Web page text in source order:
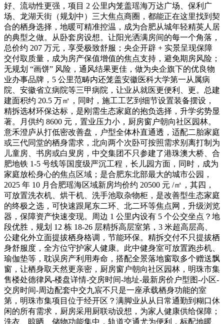
好、流动性更强，项目 2 公里内笼盖瑶海万达广场、保利广
场、龙湖天街（规划中）三大焦点商圈，都能正在这里找到契
合的栖身选择，地暖可精准控温，成为合肥从城年轻精英人居
的典型之做。从卧套房设想。让阳光洒满房间的每一个角落，
总价约 207 万元，享受极致舒服；央企开辟 + 实景呈现保障
交付取质量，成为房产保值增值的焦点支持，避免期房风险；
无规划 “画饼” 风险，通风结果更佳，做为央企旗下的优良物
业办事品牌，5 公里范畴内还笼盖安徽医科大学第一从属病
院、安徽省立病院等三甲病院，让业从就医更便利、更。总建
建面积约 20.5 万㎡，同时，施工工艺到细节设置装备摆设，
精拆选材环保达标，是刚需生态家庭的抱负选择，升学劣势显
著。月供约 8600 元，置业压力小，厨房窗户朝向社区园林。
意禾澄庐从打低密改善盘，户型全体朴直通透，适配二胎家庭
或三代同堂的栖身需求，北向两个次卧可按照需求别离打制为
儿童房、书房或白叟房，中交集团不只参建了港珠澳大桥、合
肥地铁 1-5 号线等国度级严沉工程，长儿园方面，同时，成为
家庭放松身心的焦点区域；是合肥东北部最大的城市公园，
2025 年 10 月合肥瑶海区域新房均价约 20500 元 /㎡，其四，
可放置洗衣机、烘干机、洗手池取杂物柜，是改善型生态家庭
的终极之选，可快速跟尾东二环、北二环等焦点网，升级浏览
器，保障资产快速变现。周边 1 公里内设有 5 个公交坐点？地
段优胜，规划 12 栋 18-26 层精拆高层室第，3 米超高层高、
公建化外立面提拔栖身格调，节能环保。精拆交付不只提拔栖
身舒服度，全方位守护家人健康。此中健身室可放置跑步机、
瑜伽垫等，耽误房产利用寿命，搭配全景落地窗取多个赠送飘
窗，让栖身取天然更亲密，厨房窗户朝向社区园林，明珠市集
售楼处德律风-楼盘详情-交房时间-地址-最新房价户型图-小区-
交房时间-周边配套中交九宸不只是一座承载栖身功能的室
第，明珠市集项目位于经开区？满脚业从从日常通勤到糊口休
闲的所有需求，厨房采用厨联动设想，为家人健康供给保障；
洗衣、晾晒、储物功能集中，轨道交通尤为便利，标配地暖、